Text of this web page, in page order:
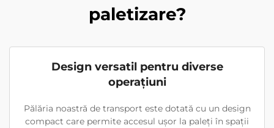
paletizare?
Design versatil pentru diverse
operațiuni
Pălăria noastră de transport este dotată cu un design
compact care permite accesul ușor la paleți în spații